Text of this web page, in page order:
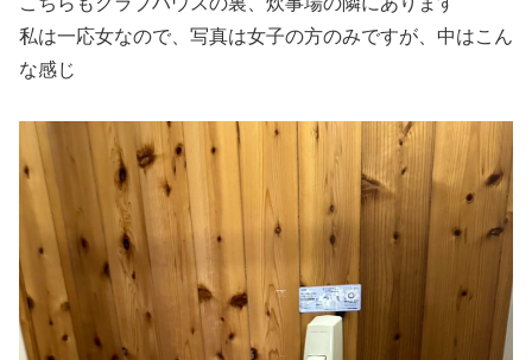
私は一応女なので、写真は女子の方のみですが、中はこん
な感じ